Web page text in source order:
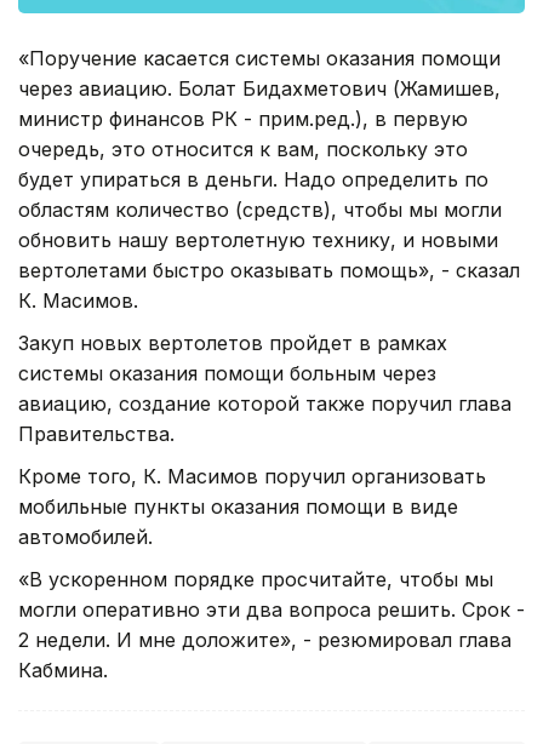
«Поручение касается системы оказания помощи
через авиацию. Болат Бидахметович (Жамишев,
министр финансов РК - прим.ред.), в первую
очередь, это относится к вам, поскольку это
будет упираться в деньги. Надо определить по
областям количество (средств), чтобы мы могли
обновить нашу вертолетную технику, и новыми
вертолетами быстро оказывать помощь», - сказал
К. Масимов.
Закуп новых вертолетов пройдет в рамках
системы оказания помощи больным через
авиацию, создание которой также поручил глава
Правительства.
Кроме того, К. Масимов поручил организовать
мобильные пункты оказания помощи в виде
автомобилей.
«В ускоренном порядке просчитайте, чтобы мы
могли оперативно эти два вопроса решить. Срок -
2 недели. И мне доложите», - резюмировал глава
Кабмина.